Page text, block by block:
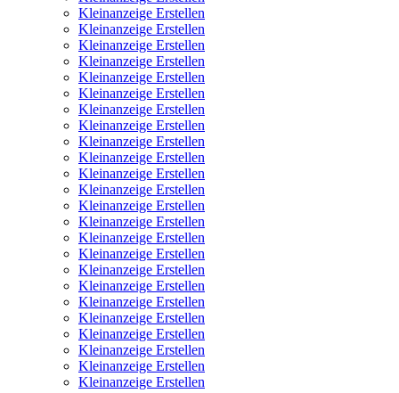
Kleinanzeige Erstellen
Kleinanzeige Erstellen
Kleinanzeige Erstellen
Kleinanzeige Erstellen
Kleinanzeige Erstellen
Kleinanzeige Erstellen
Kleinanzeige Erstellen
Kleinanzeige Erstellen
Kleinanzeige Erstellen
Kleinanzeige Erstellen
Kleinanzeige Erstellen
Kleinanzeige Erstellen
Kleinanzeige Erstellen
Kleinanzeige Erstellen
Kleinanzeige Erstellen
Kleinanzeige Erstellen
Kleinanzeige Erstellen
Kleinanzeige Erstellen
Kleinanzeige Erstellen
Kleinanzeige Erstellen
Kleinanzeige Erstellen
Kleinanzeige Erstellen
Kleinanzeige Erstellen
Kleinanzeige Erstellen